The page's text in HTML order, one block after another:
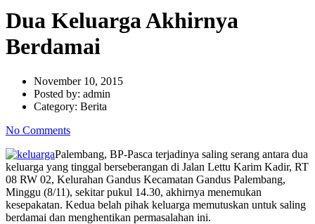
Dua Keluarga Akhirnya
Berdamai
November 10, 2015
Posted by: admin
Category: Berita
No Comments
Palembang, BP-Pasca terjadinya saling serang antara dua
keluarga yang tinggal berseberangan di Jalan Lettu Karim Kadir, RT
08 RW 02, Kelurahan Gandus Kecamatan Gandus Palembang,
Minggu (8/11), sekitar pukul 14.30, akhirnya menemukan
kesepakatan. Kedua belah pihak keluarga memutuskan untuk saling
berdamai dan menghentikan permasalahan ini.